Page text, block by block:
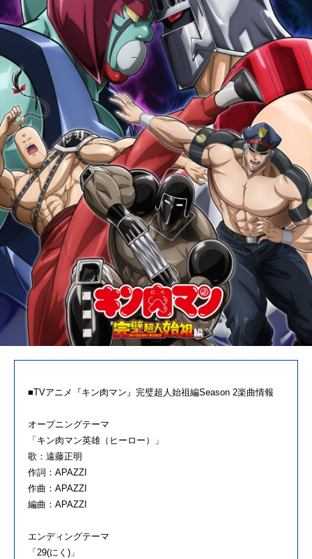
■TVアニメ『キン肉マン』完璧超人始祖編Season 2楽曲情報
オープニングテーマ
「キン肉マン英雄（ヒーロー）」
歌：遠藤正明
作詞：APAZZI
作曲：APAZZI
編曲：APAZZI
エンディングテーマ
「29(にく)」